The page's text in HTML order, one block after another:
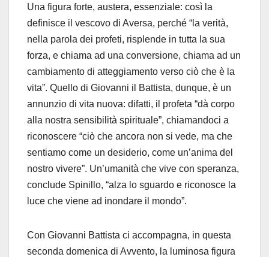
Una figura forte, austera, essenziale: così la
definisce il vescovo di Aversa, perché “la verità,
nella parola dei profeti, risplende in tutta la sua
forza, e chiama ad una conversione, chiama ad un
cambiamento di atteggiamento verso ciò che è la
vita”. Quello di Giovanni il Battista, dunque, è un
annunzio di vita nuova: difatti, il profeta “dà corpo
alla nostra sensibilità spirituale”, chiamandoci a
riconoscere “ciò che ancora non si vede, ma che
sentiamo come un desiderio, come un’anima del
nostro vivere”. Un’umanità che vive con speranza,
conclude Spinillo, “alza lo sguardo e riconosce la
luce che viene ad inondare il mondo”.
Con Giovanni Battista ci accompagna, in questa
seconda domenica di Avvento, la luminosa figura